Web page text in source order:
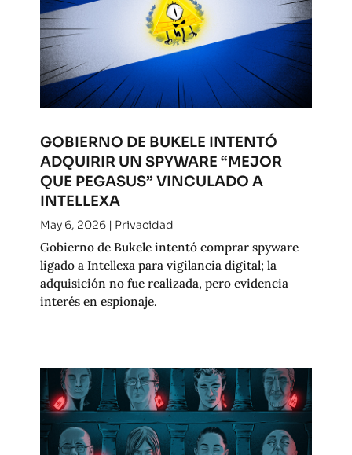
GOBIERNO DE BUKELE INTENTÓ
ADQUIRIR UN SPYWARE “MEJOR
QUE PEGASUS” VINCULADO A
INTELLEXA
May 6, 2026| Privacidad
Gobierno de Bukele intentó comprar spyware
ligado a Intellexa para vigilancia digital; la
adquisición no fue realizada, pero evidencia
interés en espionaje.